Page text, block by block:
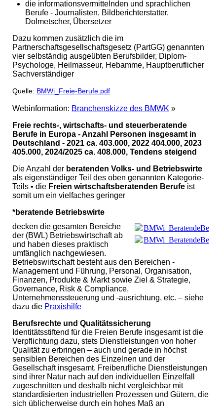
die informationsvermittelnden und sprachlichen
Berufe - Journalisten, Bildberichterstatter,
Dolmetscher, Übersetzer
Dazu kommen zusätzlich die im
Partnerschaftsgesellschaftsgesetz (PartGG) genannten
vier selbständig ausgeübten Berufsbilder, Diplom-
Psychologe, Heilmasseur, Hebamme, Hauptberuflicher
Sachverständiger
Quelle: BMWi_Freie-Berufe.pdf
Webinformation: Branchenskizze des BMWK »
Freie rechts-, wirtschafts- und steuerberatende
Berufe in Europa - Anzahl Personen insgesamt in
Deutschland - 2021 ca. 403.000, 2022 404.000, 2023
405.000, 2024/2025 ca. 408.000, Tendens steigend
Die Anzahl der beratenden Volks- und Betriebswirte
als eigenständiger Teil des oben genannten Kategorie-
Teils • die Freien wirtschaftsberatenden Berufe ist
somit um ein vielfaches geringer
*beratende Betriebswirte
decken die gesamten Bereiche
der (BWL) Betriebswirtschaft ab
und haben dieses praktisch
umfänglich nachgewiesen.
Betriebswirtschaft besteht aus den Bereichen -
Management und Führung, Personal, Organisation,
Finanzen, Produkte & Markt sowie Ziel & Strategie,
Governance, Risk & Compliance,
Unternehmenssteuerung und -ausrichtung, etc. ‒ siehe
dazu die Praxishilfe
Berufsrechte und Qualitätssicherung
Identitätsstiftend für die Freien Berufe insgesamt ist die
Verpflichtung dazu, stets Dienstleistungen von hoher
Qualität zu erbringen – auch und gerade in höchst
sensiblen Bereichen des Einzelnen und der
Gesellschaft insgesamt. Freiberufliche Dienstleistungen
sind ihrer Natur nach auf den individuellen Einzelfall
zugeschnitten und deshalb nicht vergleichbar mit
standardisierten industriellen Prozessen und Gütern, die
sich üblicherweise durch ein hohes Maß an